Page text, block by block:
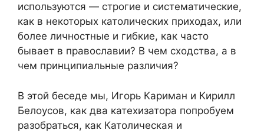
используются — строгие и систематические,
как в некоторых католических приходах, или
более личностные и гибкие, как часто
бывает в православии? В чем сходства, а в
чем принципиальные различия?
В этой беседе мы, Игорь Кариман и Кирилл
Белоусов, как два катехизатора попробуем
разобраться, как Католическая и